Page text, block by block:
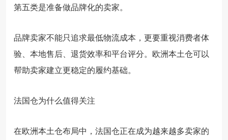
第五类是准备做品牌化的卖家。
品牌卖家不能只追求最低物流成本，更要重视消费者体
验、本地售后、退货效率和平台评分。欧洲本土仓可以
帮助卖家建立更稳定的履约基础。
法国仓为什么值得关注
在欧洲本土仓布局中，法国仓正在成为越来越多卖家的